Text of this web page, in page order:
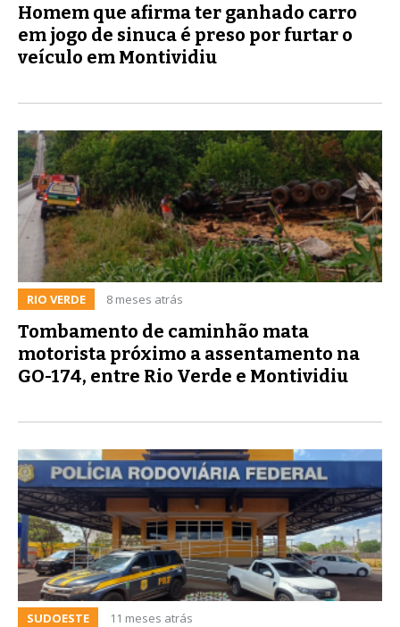
Homem que afirma ter ganhado carro
em jogo de sinuca é preso por furtar o
veículo em Montividiu
RIO VERDE 8 meses atrás
Tombamento de caminhão mata
motorista próximo a assentamento na
GO-174, entre Rio Verde e Montividiu
SUDOESTE 11 meses atrás